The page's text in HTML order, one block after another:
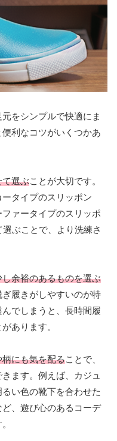
元をシンプルで快適にま
利なコツがいくつかあ
て選ぶことが大切です。
タイプのスリッポン
ァータイプのスリッポ
ぶことで、より洗練さ
余裕のあるものを選ぶ
履きがしやすいのが特
でしまうと、長時間履
あります。
にも気を配ることで、
ます。例えば、カジュ
い色の靴下を合わせた
、遊び心のあるコーデ